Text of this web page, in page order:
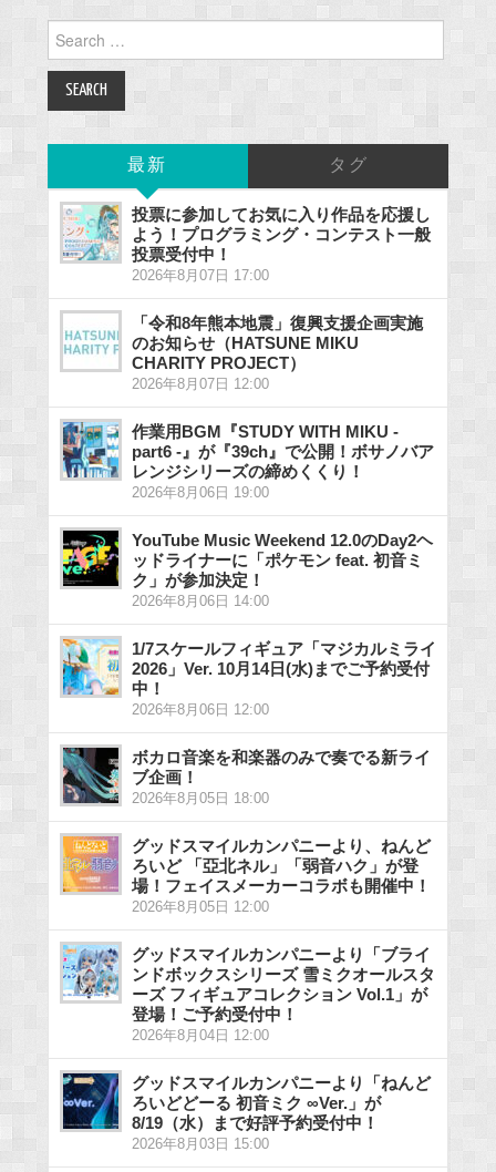
for:
最新 タグ
投票に参加してお気に入り作品を応援し
よう！プログラミング・コンテスト一般
投票受付中！
2026年8月07日 17:00
「令和8年熊本地震」復興支援企画実施
のお知らせ（HATSUNE MIKU
CHARITY PROJECT）
2026年8月07日 12:00
作業用BGM『STUDY WITH MIKU -
part6 -』が『39ch』で公開！ボサノバア
レンジシリーズの締めくくり！
2026年8月06日 19:00
YouTube Music Weekend 12.0のDay2ヘ
ッドライナーに「ポケモン feat. 初音ミ
ク」が参加決定！
2026年8月06日 14:00
1/7スケールフィギュア「マジカルミライ
2026」Ver. 10月14日(水)までご予約受付
中！
2026年8月06日 12:00
ボカロ音楽を和楽器のみで奏でる新ライ
ブ企画！
2026年8月05日 18:00
グッドスマイルカンパニーより、ねんど
ろいど 「亞北ネル」「弱音ハク」が登
場！フェイスメーカーコラボも開催中！
2026年8月05日 12:00
グッドスマイルカンパニーより「ブライ
ンドボックスシリーズ 雪ミクオールスタ
ーズ フィギュアコレクション Vol.1」が
登場！ご予約受付中！
2026年8月04日 12:00
グッドスマイルカンパニーより「ねんど
ろいどどーる 初音ミク ∞Ver.」が
8/19（水）まで好評予約受付中！
2026年8月03日 15:00